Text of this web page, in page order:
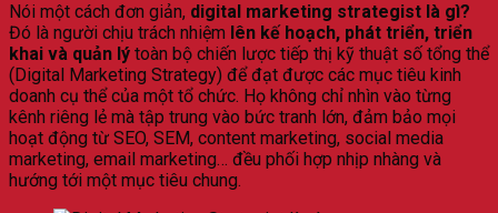
Nói một cách đơn giản, digital marketing strategist là gì?
Đó là người chịu trách nhiệm lên kế hoạch, phát triển, triển
khai và quản lý toàn bộ chiến lược tiếp thị kỹ thuật số tổng thể
(Digital Marketing Strategy) để đạt được các mục tiêu kinh
doanh cụ thể của một tổ chức. Họ không chỉ nhìn vào từng
kênh riêng lẻ mà tập trung vào bức tranh lớn, đảm bảo mọi
hoạt động từ SEO, SEM, content marketing, social media
marketing, email marketing… đều phối hợp nhịp nhàng và
hướng tới một mục tiêu chung.